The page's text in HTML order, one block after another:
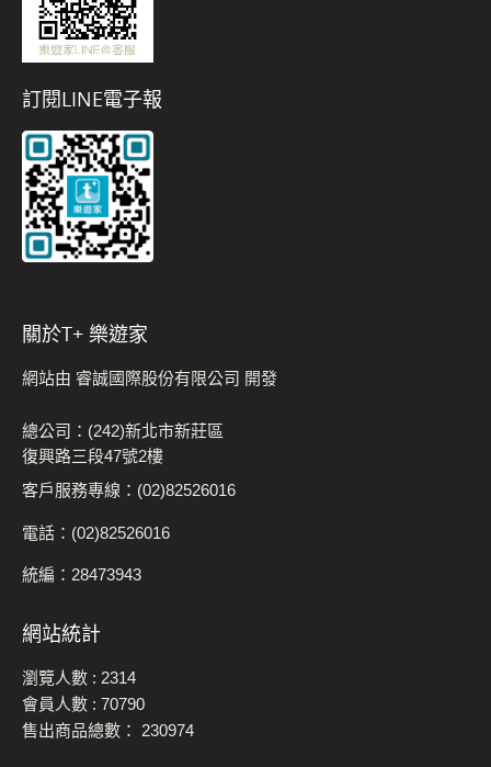
訂閱LINE電子報
關於t+ 樂遊家
網站由 睿誠國際股份有限公司 開發
總公司：(242)新北市新莊區
復興路三段47號2樓
客戶服務專線：(02)82526016
電話：(02)82526016
統編：28473943
網站統計
瀏覽人數 : 2314
會員人數 : 70790
售出商品總數： 230974